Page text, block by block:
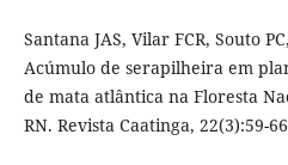
Santana JAS, Vilar FCR, Souto
Acúmulo de serapilheira em
de mata atlântica na Floresta
RN. Revista Caatinga, 22(3):59-